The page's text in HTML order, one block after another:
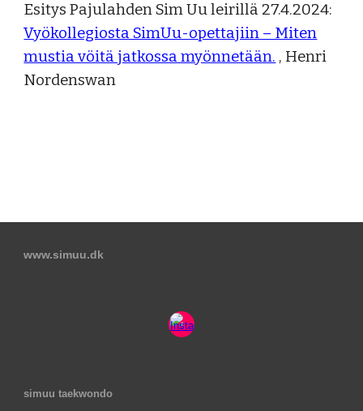
Esitys Pajulahden Sim Uu leirillä 27.4.2024:
Vyökollegiosta SimUu-opettajiin – Miten
mustia vöitä jatkossa myönnetään. , Henri
Nordenswan
www.simuu.dk
simuu taekwondo